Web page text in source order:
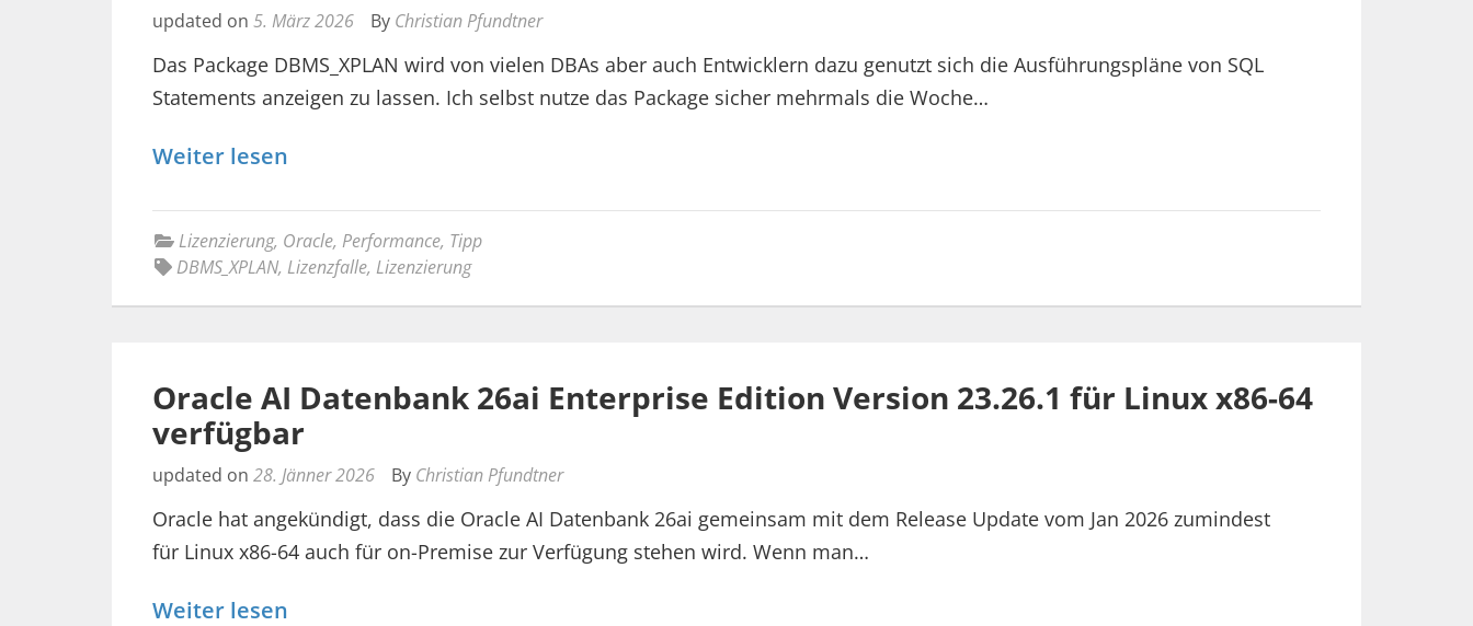
updated on 5. März 2026 By Christian Pfundtner
Das Package DBMS_XPLAN wird von vielen DBAs aber auch Entwicklern dazu genutzt sich die Ausführungspläne von SQL
Statements anzeigen zu lassen. Ich selbst nutze das Package sicher mehrmals die Woche…
Weiter lesen
Lizenzierung, Oracle, Performance, Tipp
DBMS_XPLAN, Lizenzfalle, Lizenzierung
Oracle AI Datenbank 26ai Enterprise Edition Version 23.26.1 für Linux x86-64
verfügbar
updated on 28. Jänner 2026 By Christian Pfundtner
Oracle hat angekündigt, dass die Oracle AI Datenbank 26ai gemeinsam mit dem Release Update vom Jan 2026 zumindest
für Linux x86-64 auch für on-Premise zur Verfügung stehen wird. Wenn man…
Weiter lesen